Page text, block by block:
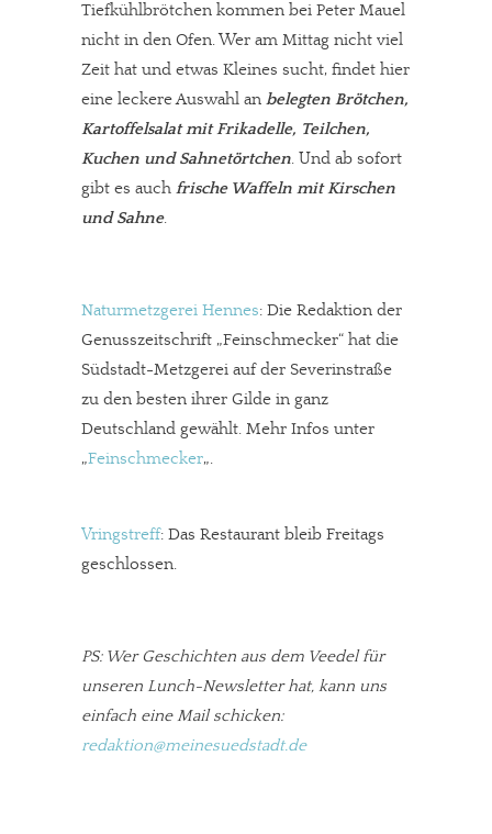
Tiefkühlbrötchen kommen bei Peter Mauel
nicht in den Ofen. Wer am Mittag nicht viel
Zeit hat und etwas Kleines sucht, findet hier
eine leckere Auswahl an belegten Brötchen,
Kartoffelsalat mit Frikadelle, Teilchen,
Kuchen und Sahnetörtchen. Und ab sofort
gibt es auch frische Waffeln mit Kirschen
und Sahne.
Naturmetzgerei Hennes: Die Redaktion der
Genusszeitschrift „Feinschmecker“ hat die
Südstadt-Metzgerei auf der Severinstraße
zu den besten ihrer Gilde in ganz
Deutschland gewählt. Mehr Infos unter
„Feinschmecker„.
Vringstreff: Das Restaurant bleib Freitags
geschlossen.
PS: Wer Geschichten aus dem Veedel für
unseren Lunch-Newsletter hat, kann uns
einfach eine Mail schicken:
redaktion@meinesuedstadt.de